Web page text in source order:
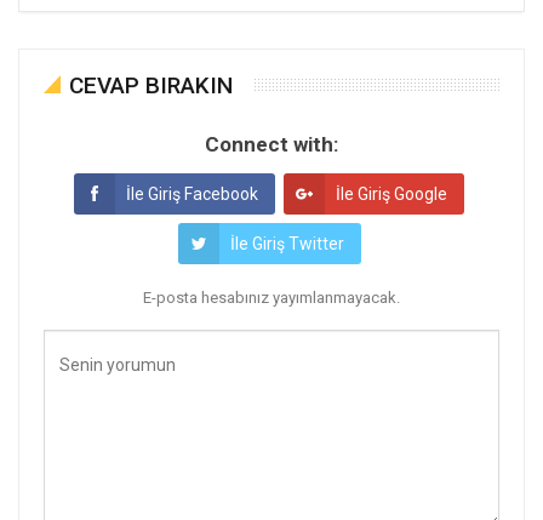
CEVAP BIRAKIN
Connect with:
İle Giriş Facebook İle Giriş Google
İle Giriş Twitter
E-posta hesabınız yayımlanmayacak.